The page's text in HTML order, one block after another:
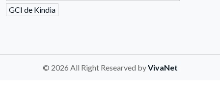
GCI de Kindia
© 2026 All Right Researved byVivaNet